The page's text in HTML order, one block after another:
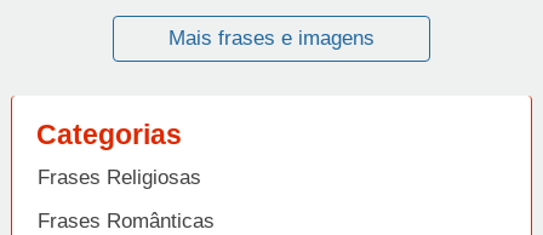
Mais frases e imagens
Categorias
Frases Religiosas
Frases Românticas